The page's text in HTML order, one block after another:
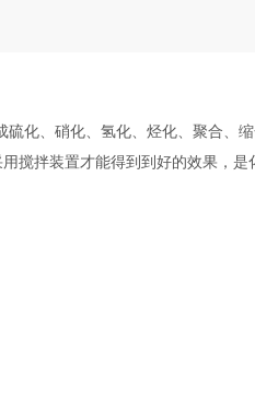
化、硝化、氢化、烃化、聚合、
搅拌装置才能得到到好的效果，